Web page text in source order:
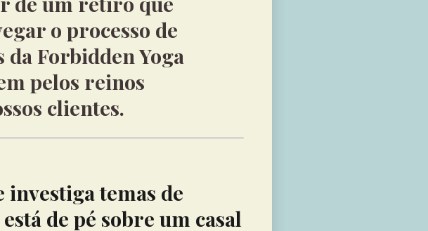
o processo de
Forbidden Yoga
pelos reinos
clientes.
temas de
de pé sobre um casal